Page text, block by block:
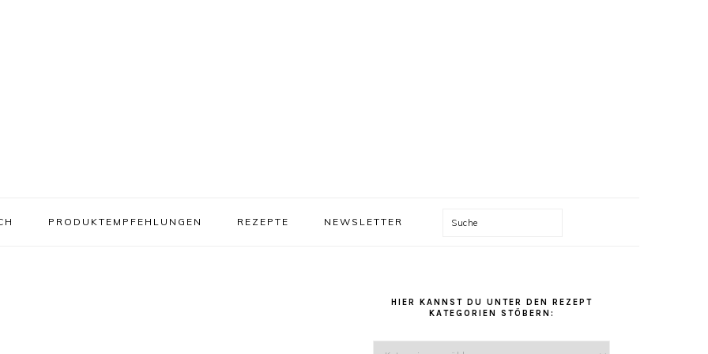
PRODUKTEMPFEHLUNGEN REZEPTE NEWSLETTER Suche
SIDEBAR
HIER KANNST DU UNTER DEN REZEPT
KATEGORIEN STÖBERN: